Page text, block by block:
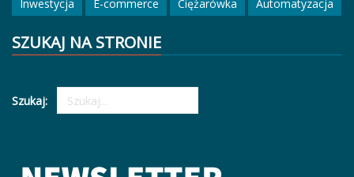
Inwestycja
E-commerce Ciężarówka Automatyzacja
SZUKAJ NA STRONIE
Szukaj: